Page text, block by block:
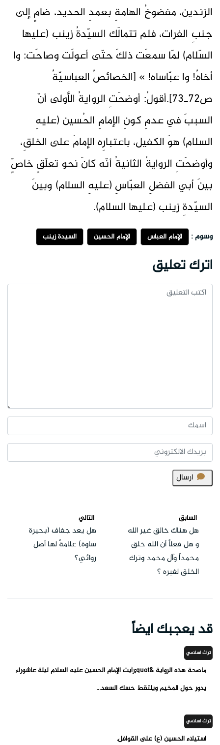
الزندين، مفضوخُ الهامةِ بعمدِ الحديد، ضامٍ إلى
جنبِ الفرات، فلم تتمالَك السيّدةُ زينب (عليها
السّلام) لمّا سمعَت ذلكَ حتّى أعولَت وصاحَت: وا
أخاهُ! وا عبّاساه! » [الخصائصُ العباسيّةُ
ص72ـ73].أقولُ: أوضحَتِ الروايةُ الأولى أنّ
السببَ في عدمِ كونِ الإمامِ الحُسين (عليهِ
السلام) هوَ الكفيل، باعتبارِه الإمامَ على الخلقِ،
وأوضحَتِ الروايةُ الثانيةُ أنّه كانَ نحو تعلّقٍ خاصٍّ
بينَ أبي الفضلِ العبّاسِ (عليهِ السلام) وبينَ
السيّدةِ زينب (عليها السلام).
وسوم : الإمام العباس الإمام الحسين السيدة زينب
اترك تعليق
ارسال
السابق
هل هناك خالق غير الله
و هل فعلاً أن الله خلق
محمداً وآل محمد وترك
الخلق لغيره ؟
التالي
هل يعد جفاف (بحيرة
ساوة) علامةً لها أصل
روائي؟
قد يعجبك ايضاً
تراث اسلامي
ماصحة هذه الرواية &quot;رأيت الإمام الحسين عليه السلام ليلة عاشوراء
يدور حول المخيم ويلتقط حسك السعد...
تراث اسلامي
استيلاء الحسين (ع) على القوافل.